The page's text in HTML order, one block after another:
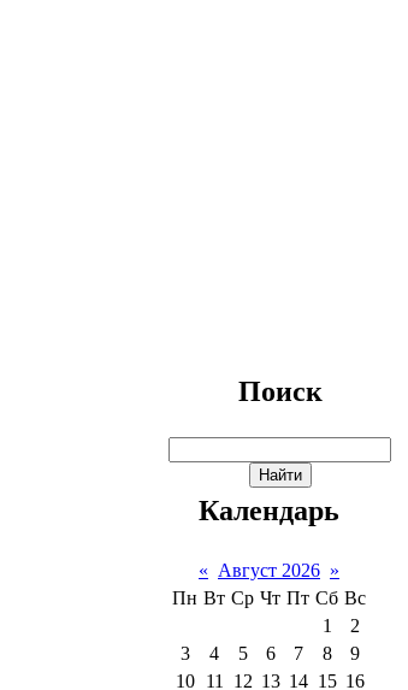
Поиск
Календарь
« Август 2026 »
Пн Вт Ср Чт Пт Сб Вс
1
2
3
4 5 6 7 8
9
10
11 12 13 14 15 16